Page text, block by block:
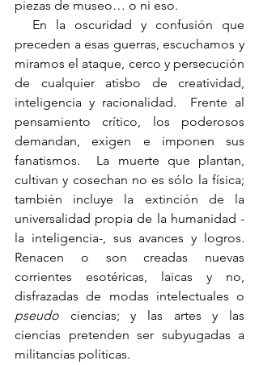
piezas de museo… o ni eso.
preceden a esas guerras, escuchamos y
miramos el ataque, cerco y persecución
de cualquier atisbo de creatividad,
inteligencia y racionalidad.  Frente al
pensamiento crítico, los poderosos
demandan, exigen e imponen sus
fanatismos.  La muerte que plantan,
cultivan y cosechan no es sólo la física;
también incluye la extinción de la
universalidad propia de la humanidad -
la inteligencia-, sus avances y logros.
Renacen o son creadas nuevas
corrientes esotéricas, laicas y no,
pseudo ciencias; y las artes y las
ciencias pretenden ser subyugadas a
militancias políticas.